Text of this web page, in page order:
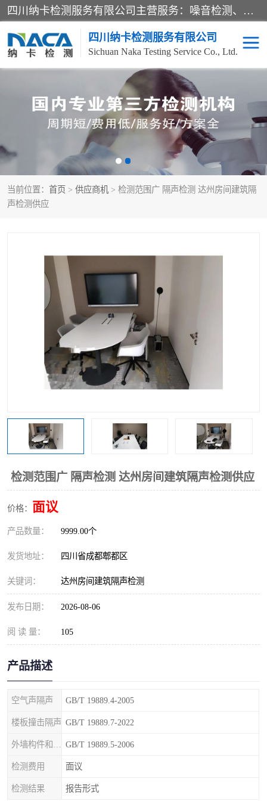
四川纳卡检测服务有限公司主营服务：噪音检测、灯光检测、防护网检测、磁性检测、无损检测、燃烧等级检测；本着严谨、规范的态度严格执行国家现行标准、规范及规程，奉行“科学公正、准确、持续改进、诚信服务”的企业价值和“科学、信誉、服务”的企业宗旨，竭诚为广大客户服务。
四川纳卡检测服务有限公司
Sichuan Naka Testing Service Co., Ltd.
当前位置： 首页 > 供应商机 > 检测范围广 隔声检测 达州房间建筑隔
声检测供应
检测范围广 隔声检测 达州房间建筑隔声检测供应
价格： 面议
产品数量： 9999.00个
发货地址： 四川省成都郫都区
关键词： 达州房间建筑隔声检测
发布日期： 2026-08-06
阅 读 量： 105
产品描述
空气声隔声 GB/T 19889.4-2005
楼板撞击隔声 GB/T 19889.7-2022
GB/T 19889.5-2006
检测费用 面议
检测结果 报告形式
噪音检测 灯光检测
防护网检测 磁性检测
燃烧等级检测
可靠性检测 产品检测